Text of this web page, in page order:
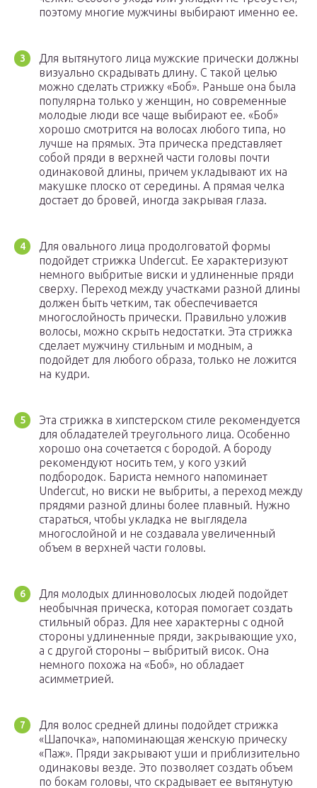
поэтому многие мужчины выбирают именно ее.
Для вытянутого лица мужские прически должны
визуально скрадывать длину. С такой целью
можно сделать стрижку «Боб». Раньше она была
популярна только у женщин, но современные
молодые люди все чаще выбирают ее. «Боб»
хорошо смотрится на волосах любого типа, но
лучше на прямых. Эта прическа представляет
собой пряди в верхней части головы почти
одинаковой длины, причем укладывают их на
макушке плоско от середины. А прямая челка
достает до бровей, иногда закрывая глаза.
Для овального лица продолговатой формы
подойдет стрижка Undercut. Ее характеризуют
немного выбритые виски и удлиненные пряди
сверху. Переход между участками разной длины
должен быть четким, так обеспечивается
многослойность прически. Правильно уложив
волосы, можно скрыть недостатки. Эта стрижка
сделает мужчину стильным и модным, а
подойдет для любого образа, только не ложится
на кудри.
Эта стрижка в хипстерском стиле рекомендуется
для обладателей треугольного лица. Особенно
хорошо она сочетается с бородой. А бороду
рекомендуют носить тем, у кого узкий
подбородок. Бариста немного напоминает
Undercut, но виски не выбриты, а переход между
прядями разной длины более плавный. Нужно
стараться, чтобы укладка не выглядела
многослойной и не создавала увеличенный
объем в верхней части головы.
Для молодых длинноволосых людей подойдет
необычная прическа, которая помогает создать
стильный образ. Для нее характерны с одной
стороны удлиненные пряди, закрывающие ухо,
а с другой стороны – выбритый висок. Она
немного похожа на «Боб», но обладает
асимметрией.
Для волос средней длины подойдет стрижка
«Шапочка», напоминающая женскую прическу
«Паж». Пряди закрывают уши и приблизительно
одинаковы везде. Это позволяет создать объем
по бокам головы, что скрадывает ее вытянутую